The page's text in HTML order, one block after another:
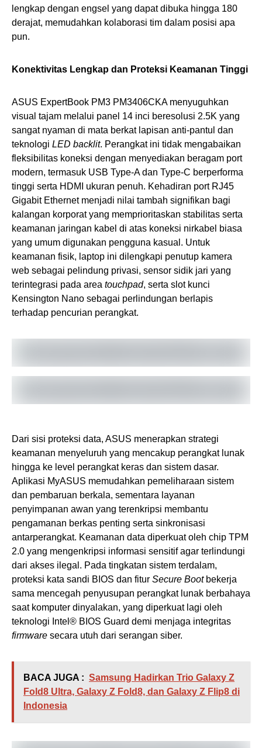
lengkap dengan engsel yang dapat dibuka hingga 180
derajat, memudahkan kolaborasi tim dalam posisi apa
pun.
Konektivitas Lengkap dan Proteksi Keamanan Tinggi
ASUS ExpertBook PM3 PM3406CKA menyuguhkan
visual tajam melalui panel 14 inci beresolusi 2.5K yang
sangat nyaman di mata berkat lapisan anti-pantul dan
teknologi LED backlit. Perangkat ini tidak mengabaikan
fleksibilitas koneksi dengan menyediakan beragam port
modern, termasuk USB Type-A dan Type-C berperforma
tinggi serta HDMI ukuran penuh. Kehadiran port RJ45
Gigabit Ethernet menjadi nilai tambah signifikan bagi
kalangan korporat yang memprioritaskan stabilitas serta
keamanan jaringan kabel di atas koneksi nirkabel biasa
yang umum digunakan pengguna kasual. Untuk
keamanan fisik, laptop ini dilengkapi penutup kamera
web sebagai pelindung privasi, sensor sidik jari yang
terintegrasi pada area touchpad, serta slot kunci
Kensington Nano sebagai perlindungan berlapis
terhadap pencurian perangkat.
Dari sisi proteksi data, ASUS menerapkan strategi
keamanan menyeluruh yang mencakup perangkat lunak
hingga ke level perangkat keras dan sistem dasar.
Aplikasi MyASUS memudahkan pemeliharaan sistem
dan pembaruan berkala, sementara layanan
penyimpanan awan yang terenkripsi membantu
pengamanan berkas penting serta sinkronisasi
antarperangkat. Keamanan data diperkuat oleh chip TPM
2.0 yang mengenkripsi informasi sensitif agar terlindungi
dari akses ilegal. Pada tingkatan sistem terdalam,
proteksi kata sandi BIOS dan fitur Secure Bootbekerja
sama mencegah penyusupan perangkat lunak berbahaya
saat komputer dinyalakan, yang diperkuat lagi oleh
teknologi Intel® BIOS Guard demi menjaga integritas
firmware secara utuh dari serangan siber.
BACA JUGA : Samsung Hadirkan Trio Galaxy Z
Fold8 Ultra, Galaxy Z Fold8, dan Galaxy Z Flip8 di
Indonesia